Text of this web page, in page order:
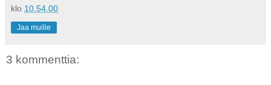
klo 10.54.00
Jaa muille
3 kommenttia: